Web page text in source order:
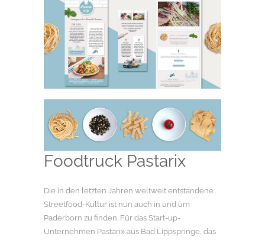
Foodtruck Pastarix
Die in den letzten Jahren weltweit entstandene
Streetfood-Kultur ist nun auch in und um
Paderborn zu finden. Für das Start-up-
Unternehmen Pastarix aus Bad Lippspringe, das